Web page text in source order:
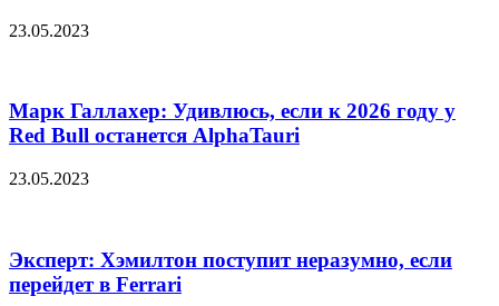
23.05.2023
Марк Галлахер: Удивлюсь, если к 2026 году у
Red Bull останется AlphaTauri
23.05.2023
Эксперт: Хэмилтон поступит неразумно, если
перейдет в Ferrari